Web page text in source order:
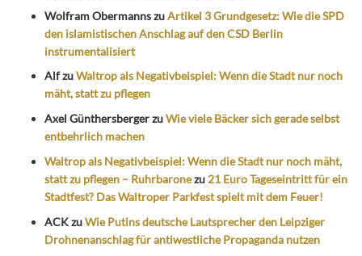
Wolfram ObermannszuArtikel 3 Grundgesetz: Wie die SPD
den islamistischen Anschlag auf den CSD Berlin
instrumentalisiert
AlfzuWaltrop als Negativbeispiel: Wenn die Stadt nur noch
mäht, statt zu pflegen
Axel GünthersbergerzuWie viele Bäcker sich gerade selbst
entbehrlich machen
Waltrop als Negativbeispiel: Wenn die Stadt nur noch mäht,
statt zu pflegen – Ruhrbaronezu 21 Euro Tageseintritt für ein
Stadtfest? Das Waltroper Parkfest spielt mit dem Feuer!
ACKzuWie Putins deutsche Lautsprecher den Leipziger
Drohnenanschlag für antiwestliche Propaganda nutzen